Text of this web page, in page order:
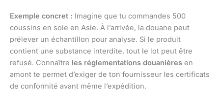
Exemple concret : Imagine que tu commandes 500
coussins en soie en Asie. À l’arrivée, la douane peut
prélever un échantillon pour analyse. Si le produit
contient une substance interdite, tout le lot peut être
refusé. Connaître les réglementations douanières en
amont te permet d’exiger de ton fournisseur les certificats
de conformité avant même l’expédition.